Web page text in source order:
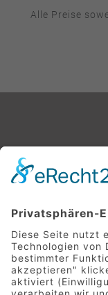
Alle Preise